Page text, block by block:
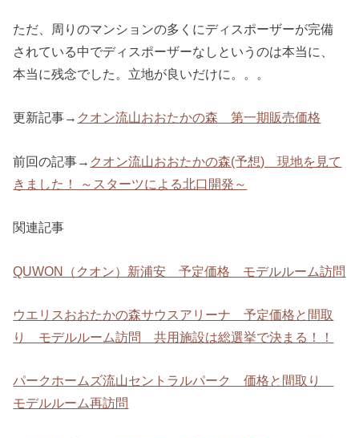
ただ、周りのマンションの多くにディスポーザーが完備
されている中でディスポーザーなしというのは本当に、
本当に残念でした。立地が良いだけに。。。
更新記事→ クオン流山おおたかの森 第一期販売価格
前回の記事→ クオン流山おおたかの森(予想) 現地を見て
きました！ ～スターツによる北口開発～
関連記事
QUWON（クオン）新浦安 予定価格 モデルルーム訪問
ウエリスおおたかの森サウスアリーナ 予定価格と間取
り モデルルーム訪問 共用施設は総選挙で決まる！！
パークホームズ流山セントラルパーク 価格と間取り
モデルルーム再訪問